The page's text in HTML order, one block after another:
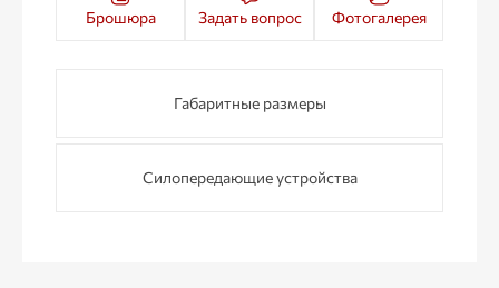
Брошюра Задать вопрос Фотогалерея
Габаритные размеры
Силопередающие устройства